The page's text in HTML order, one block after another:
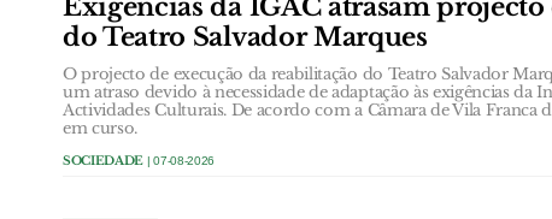
Exigências da IGAC atrasam
do Teatro Salvador Marques
O projecto de execução da reabilitação do Teatro Salvador
um atraso devido à necessidade de adaptação às exigências da
Actividades Culturais. De acordo com a Câmara de Vila Franca
em curso.
SOCIEDADE | 07-08-2026